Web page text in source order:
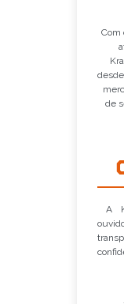
Com
de
A